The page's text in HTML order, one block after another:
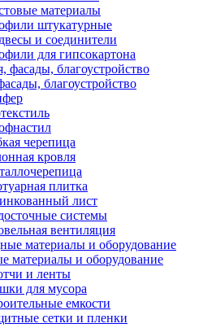
материалы
штукатурные
и соединители
для гипсокартона
благоустройство
черепица
кровля
плитка
лист
системы
вентиляция
материалы и оборудование
и ленты
для мусора
емкости
сетки и пленки